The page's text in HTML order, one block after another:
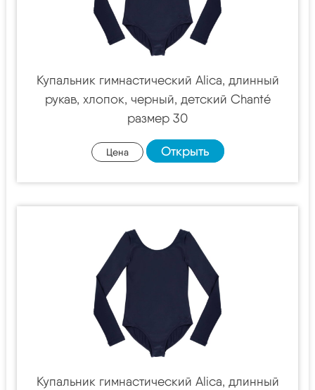
Купальник гимнастический Alica, длинный
рукав, хлопок, черный, детский Chanté
размер 30
Цена Открыть
Купальник гимнастический Alica, длинный